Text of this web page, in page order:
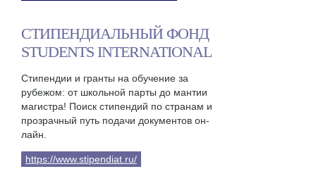
СТИПЕНДИАЛЬНЫЙ ФОНД
STUDENTS INTERNATIONAL
Стипендии и гранты на обучение за
рубежом: от школьной парты до мантии
магистра! Поиск стипендий по странам и
прозрачный путь подачи документов он-
лайн.
https://www.stipendiat.ru/